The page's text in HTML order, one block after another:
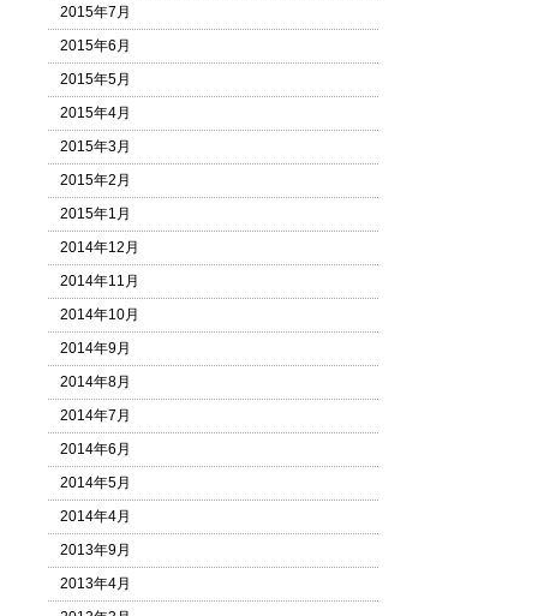
2015年7月
2015年6月
2015年5月
2015年4月
2015年3月
2015年2月
2015年1月
2014年12月
2014年11月
2014年10月
2014年9月
2014年8月
2014年7月
2014年6月
2014年5月
2014年4月
2013年9月
2013年4月